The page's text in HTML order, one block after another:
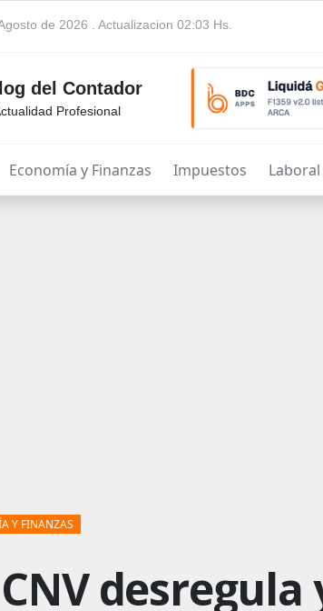
de 2026 . Actualizacion 02:03 Hs.
del Contador
Profesional
Economía y Finanzas Impuestos
Y FINANZAS